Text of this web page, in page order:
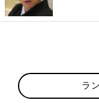
ですから、子どもが興
といいでしょう。ピ
になる
ラ